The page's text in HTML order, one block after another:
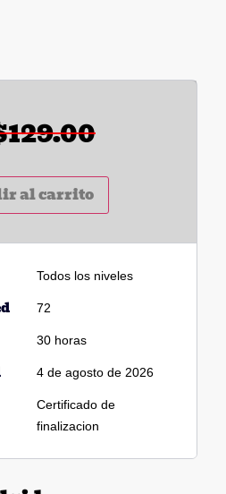
129.00
al carrito
Todos los niveles
72
30 horas
4 de agosto de 2026
Certificado de
finalizacion